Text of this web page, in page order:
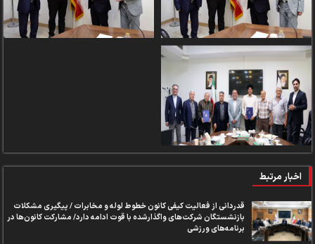
اخبار مرتبط
قدردانی از فعالیت کیفی کانون خطوط لوله و مخابرات / پیگیری مشکلات
بازنشستگان شرکت‌های واگذارشده با قوت ادامه دارد/ مشارکت کانون‌ها در
برنامه‌های ورزشی